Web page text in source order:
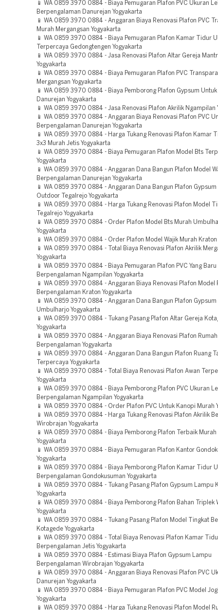
📱 WA 0859 3970 0884 - Biaya Pemugaran Plafon PVC Ukuran
Berpengalaman Danurejan Yogyakarta
📱 WA 0859 3970 0884 - Anggaran Biaya Renovasi Plafon PVC
Murah Mergangsan Yogyakarta
📱 WA 0859 3970 0884 - Biaya Pemugaran Plafon Kamar Tidur
Terpercaya Gedongtengen Yogyakarta
📱 WA 0859 3970 0884 - Jasa Renovasi Plafon Altar Gereja
Yogyakarta
📱 WA 0859 3970 0884 - Biaya Pemugaran Plafon PVC
Mergangsan Yogyakarta
📱 WA 0859 3970 0884 - Biaya Pemborong Plafon Gypsum
Danurejan Yogyakarta
📱 WA 0859 3970 0884 - Jasa Renovasi Plafon Akrilik Ngampilan
📱 WA 0859 3970 0884 - Anggaran Biaya Renovasi Plafon PVC
Berpengalaman Danurejan Yogyakarta
📱 WA 0859 3970 0884 - Harga Tukang Renovasi Plafon Kamar
3x3 Murah Jetis Yogyakarta
📱 WA 0859 3970 0884 - Biaya Pemugaran Plafon Model Bts
Yogyakarta
📱 WA 0859 3970 0884 - Anggaran Dana Bangun Plafon Model
Berpengalaman Danurejan Yogyakarta
📱 WA 0859 3970 0884 - Anggaran Dana Bangun Plafon Gypsum
Outdoor Tegalrejo Yogyakarta
📱 WA 0859 3970 0884 - Harga Tukang Renovasi Plafon Model
Tegalrejo Yogyakarta
📱 WA 0859 3970 0884 - Order Plafon Model Bts Murah
Yogyakarta
📱 WA 0859 3970 0884 - Order Plafon Model Wajik Murah Kraton
📱 WA 0859 3970 0884 - Total Biaya Renovasi Plafon Akrilik
Yogyakarta
📱 WA 0859 3970 0884 - Biaya Pemugaran Plafon PVC Yang Baru
Berpengalaman Ngampilan Yogyakarta
📱 WA 0859 3970 0884 - Anggaran Biaya Renovasi Plafon Model
Berpengalaman Kraton Yogyakarta
📱 WA 0859 3970 0884 - Anggaran Dana Bangun Plafon Gypsum
Umbulharjo Yogyakarta
📱 WA 0859 3970 0884 - Tukang Pasang Plafon Altar Gereja
Yogyakarta
📱 WA 0859 3970 0884 - Anggaran Biaya Renovasi Plafon
Berpengalaman Yogyakarta
📱 WA 0859 3970 0884 - Anggaran Dana Bangun Plafon Ruang
Terpercaya Yogyakarta
📱 WA 0859 3970 0884 - Total Biaya Renovasi Plafon Awan
Yogyakarta
📱 WA 0859 3970 0884 - Biaya Pemborong Plafon PVC Ukuran
Berpengalaman Ngampilan Yogyakarta
📱 WA 0859 3970 0884 - Order Plafon PVC Untuk Kanopi Murah
📱 WA 0859 3970 0884 - Harga Tukang Renovasi Plafon Akrilik
Wirobrajan Yogyakarta
📱 WA 0859 3970 0884 - Biaya Pemborong Plafon Terbaik
Yogyakarta
📱 WA 0859 3970 0884 - Biaya Pemugaran Plafon Kantor
Yogyakarta
📱 WA 0859 3970 0884 - Biaya Pemborong Plafon Kamar Tidur
Berpengalaman Gondokusuman Yogyakarta
📱 WA 0859 3970 0884 - Tukang Pasang Plafon Gypsum Lampu
Yogyakarta
📱 WA 0859 3970 0884 - Biaya Pemborong Plafon Bahan Triplek
Yogyakarta
📱 WA 0859 3970 0884 - Tukang Pasang Plafon Model Tingkat
Kotagede Yogyakarta
📱 WA 0859 3970 0884 - Total Biaya Renovasi Plafon Kamar
Berpengalaman Jetis Yogyakarta
📱 WA 0859 3970 0884 - Estimasi Biaya Plafon Gypsum Lampu
Berpengalaman Wirobrajan Yogyakarta
📱 WA 0859 3970 0884 - Anggaran Biaya Renovasi Plafon PVC
Danurejan Yogyakarta
📱 WA 0859 3970 0884 - Biaya Pemugaran Plafon PVC Model
Yogyakarta
📱 WA 0859 3970 0884 - Harga Tukang Renovasi Plafon Model